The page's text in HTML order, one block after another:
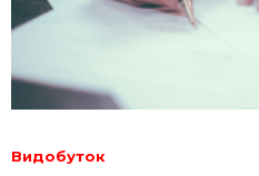
Видобуток